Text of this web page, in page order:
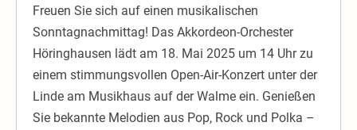
Freuen Sie sich auf einen musikalischen
Sonntagnachmittag! Das Akkordeon-Orchester
Höringhausen lädt am 18. Mai 2025 um 14 Uhr zu
einem stimmungsvollen Open-Air-Konzert unter der
Linde am Musikhaus auf der Walme ein. Genießen
Sie bekannte Melodien aus Pop, Rock und Polka –